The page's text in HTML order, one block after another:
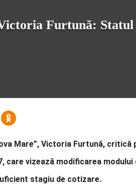
Furtună: Statul
Mare”, Victoria Furtună,
care vizează modificarea
stagiu de cotizare.